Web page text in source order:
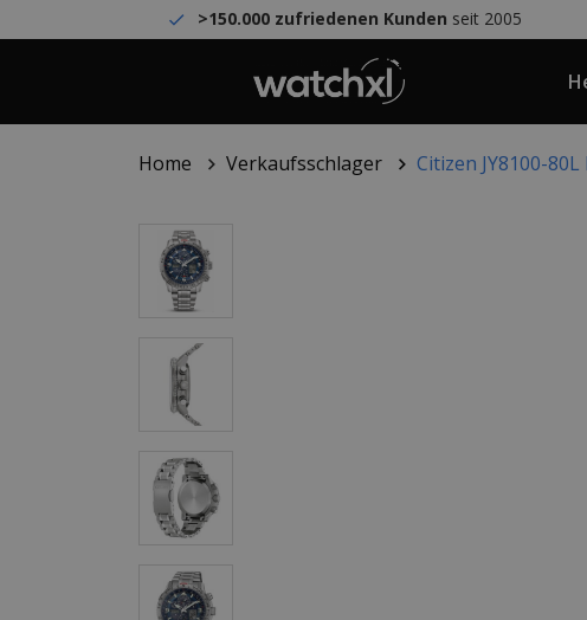
>150.000 zufriedenen Kunden seit 2005
Home Verkaufsschlager Citizen JY8100-